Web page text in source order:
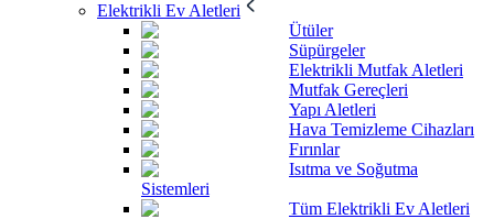
Elektrikli Ev Aletleri
Ütüler
Süpürgeler
Elektrikli Mutfak Aletleri
Mutfak Gereçleri
Yapı Aletleri
Hava Temizleme Cihazları
Fırınlar
Isıtma ve Soğutma
Sistemleri
Tüm Elektrikli Ev Aletleri